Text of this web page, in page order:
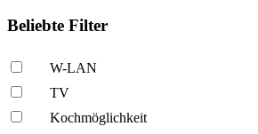
Beliebte Filter
W-LAN
TV
Kochmöglich­keit